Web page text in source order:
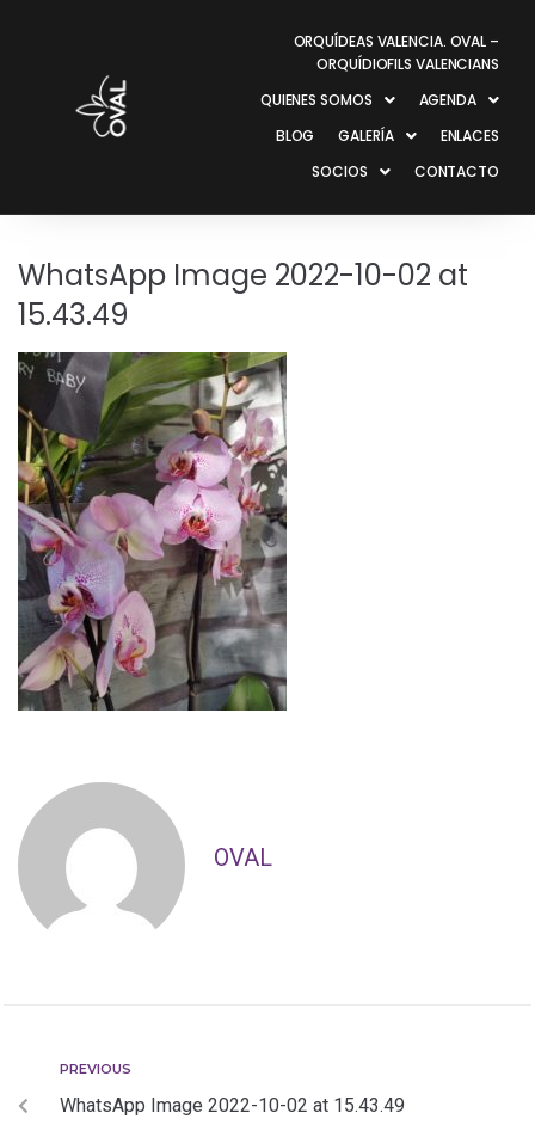
ORQUÍDEAS VALENCIA. OVAL –
ORQUÍDIOFILS VALENCIANS
QUIENES SOMOS
AGENDA
BLOG
GALERÍA
ENLACES
SOCIOS
CONTACTO
WhatsApp Image 2022-10-02 at
15.43.49
OVAL
PREVIOUS
WhatsApp Image 2022-10-02 at 15.43.49